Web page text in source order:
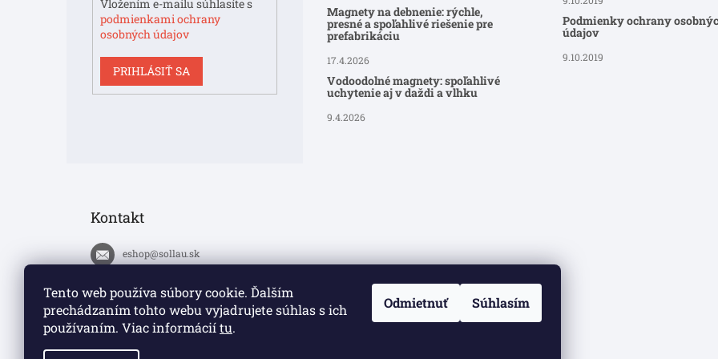
Tento web používa súbory cookie. Ďalším
prechádzaním tohto webu vyjadrujete súhlas s ich
používaním. Viac informáciítu.
Odmietnuť Súhlasím
Vložením e-mailu súhlasíte s
podmienkami ochrany
osobných údajov
PRIHLÁSIŤ SA
Magnety na debnenie: rýchle,
presné a spoľahlivé riešenie pre
prefabrikáciu
17.4.2026
Vodoodolné magnety: spoľahlivé
uchytenie aj v daždi a vlhku
9.4.2026
Podmienky ochrany
údajov
9.10.2019
Kontakt
eshop@sollau.sk
+420 778 110 059
https://www.facebook.com/solla